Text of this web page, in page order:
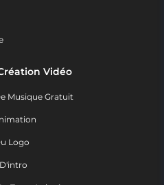
Vidéo
Musique Gratuit
Logo